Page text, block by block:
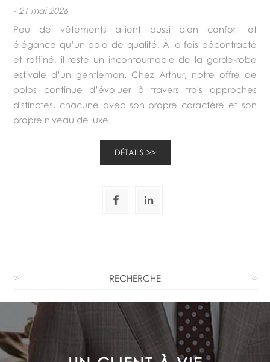
- 21 mai 2026
Peu de vêtements allient aussi bien confort et
élégance qu’un polo de qualité. À la fois décontracté
et raffiné, il reste un incontournable de la garde-robe
estivale d’un gentleman. Chez Arthur, notre offre de
polos continue d’évoluer à travers trois approches
distinctes, chacune avec son propre caractère et son
propre niveau de luxe.
DÉTAILS
RECHERCHE
LE SOUCI DE LA SATISFACTION